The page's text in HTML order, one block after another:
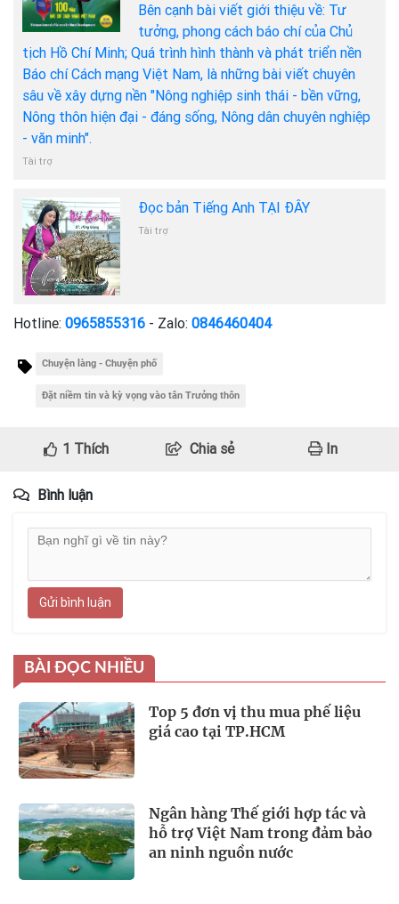
Bên cạnh bài viết giới thiệu về: Tư
tưởng, phong cách báo chí của Chủ
tịch Hồ Chí Minh; Quá trình hình thành và phát triển nền
Báo chí Cách mạng Việt Nam, là những bài viết chuyên
sâu về xây dựng nền "Nông nghiệp sinh thái - bền vững,
Nông thôn hiện đại - đáng sống, Nông dân chuyên nghiệp
- văn minh".
Tài trợ
Đọc bản Tiếng Anh TẠI ĐÂY
Tài trợ
Hotline: 0965855316 - Zalo: 0846460404
Chuyện làng - Chuyện phố
Đặt niềm tin và kỳ vọng vào tân Trưởng thôn
1 Thích Chia sẻ In
Bình luận
Gửi bình luận
BÀI ĐỌC NHIỀU
Top 5 đơn vị thu mua phế liệu
giá cao tại TP.HCM
Ngân hàng Thế giới hợp tác và
hỗ trợ Việt Nam trong đảm bảo
an ninh nguồn nước